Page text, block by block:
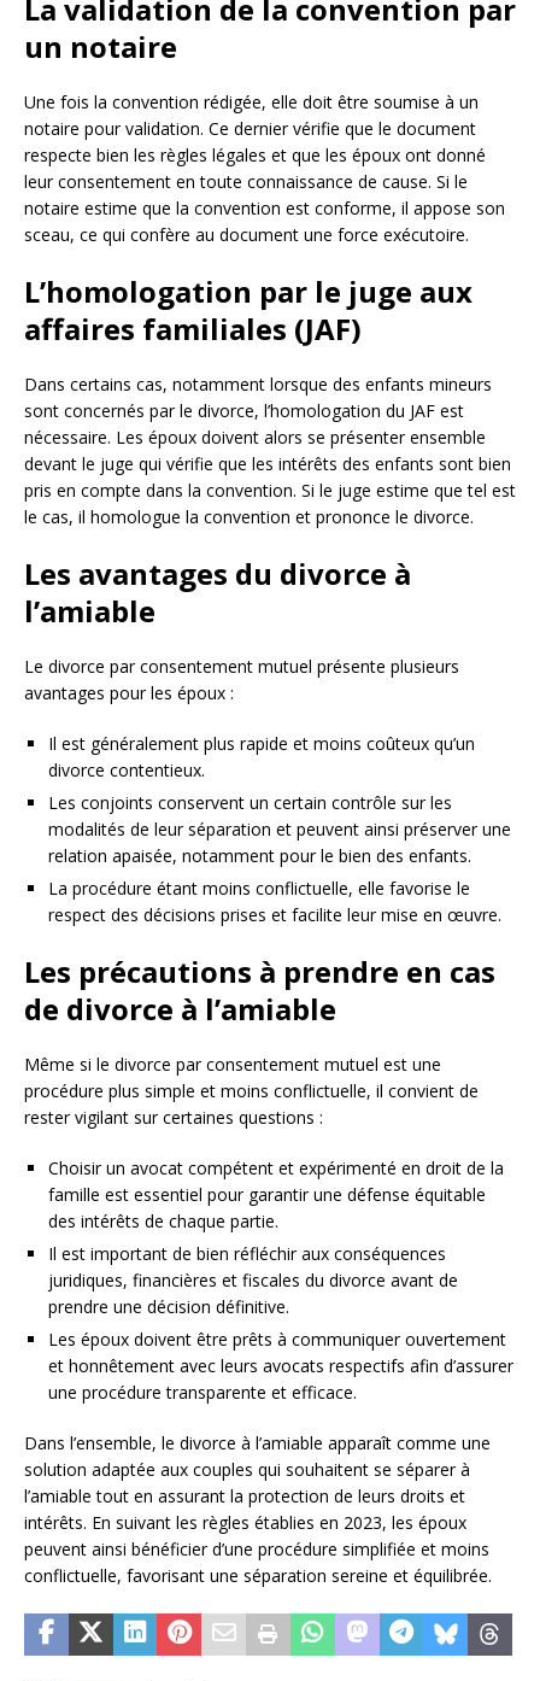
La validation de la convention par
un notaire
Une fois la convention rédigée, elle doit être soumise à un
notaire pour validation. Ce dernier vérifie que le document
respecte bien les règles légales et que les époux ont donné
leur consentement en toute connaissance de cause. Si le
notaire estime que la convention est conforme, il appose son
sceau, ce qui confère au document une force exécutoire.
L’homologation par le juge aux
affaires familiales (JAF)
Dans certains cas, notamment lorsque des enfants mineurs
sont concernés par le divorce, l’homologation du JAF est
nécessaire. Les époux doivent alors se présenter ensemble
devant le juge qui vérifie que les intérêts des enfants sont bien
pris en compte dans la convention. Si le juge estime que tel est
le cas, il homologue la convention et prononce le divorce.
Les avantages du divorce à
l’amiable
Le divorce par consentement mutuel présente plusieurs
avantages pour les époux :
Il est généralement plus rapide et moins coûteux qu’un
divorce contentieux.
Les conjoints conservent un certain contrôle sur les
modalités de leur séparation et peuvent ainsi préserver une
relation apaisée, notamment pour le bien des enfants.
La procédure étant moins conflictuelle, elle favorise le
respect des décisions prises et facilite leur mise en œuvre.
Les précautions à prendre en cas
de divorce à l’amiable
Même si le divorce par consentement mutuel est une
procédure plus simple et moins conflictuelle, il convient de
rester vigilant sur certaines questions :
Choisir un avocat compétent et expérimenté en droit de la
famille est essentiel pour garantir une défense équitable
des intérêts de chaque partie.
Il est important de bien réfléchir aux conséquences
juridiques, financières et fiscales du divorce avant de
prendre une décision définitive.
Les époux doivent être prêts à communiquer ouvertement
et honnêtement avec leurs avocats respectifs afin d’assurer
une procédure transparente et efficace.
Dans l’ensemble, le divorce à l’amiable apparaît comme une
solution adaptée aux couples qui souhaitent se séparer à
l’amiable tout en assurant la protection de leurs droits et
intérêts. En suivant les règles établies en 2023, les époux
peuvent ainsi bénéficier d’une procédure simplifiée et moins
conflictuelle, favorisant une séparation sereine et équilibrée.